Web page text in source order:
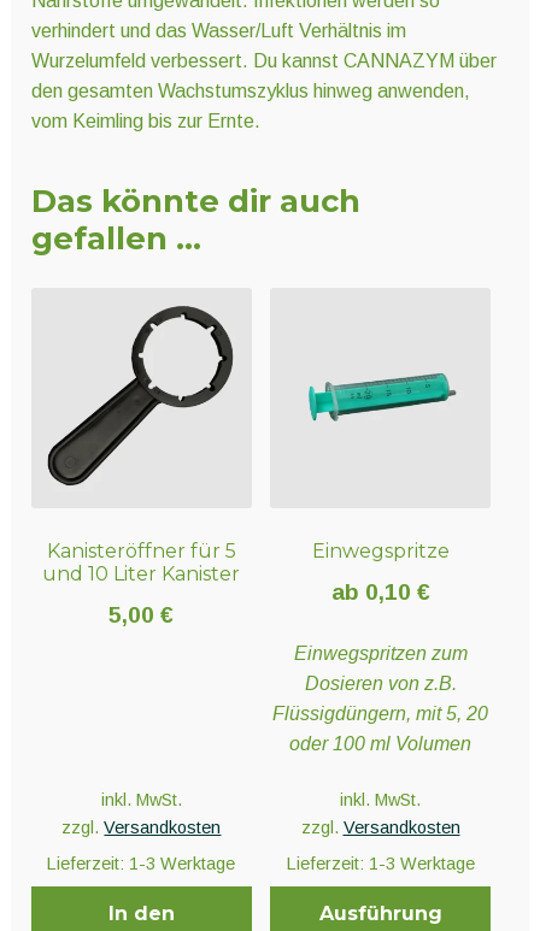
verhindert und das Wasser/Luft Verhältnis im
Wurzelumfeld verbessert. Du kannst CANNAZYM über
den gesamten Wachstumszyklus hinweg anwenden,
vom Keimling bis zur Ernte.
Das könnte dir auch
gefallen …
Kanisteröffner für 5
und 10 Liter Kanister
5,00€
inkl. MwSt.
zzgl.Versandkosten
Lieferzeit: 1-3 Werktage
In den
Einwegspritze
ab 0,10 €
Einwegspritzen zum
Dosieren von z.B.
Flüssigdüngern, mit 5, 20
oder 100 ml Volumen
inkl. MwSt.
zzgl. Versandkosten
Lieferzeit: 1-3 Werktage
Ausführung